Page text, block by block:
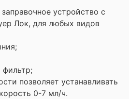
устройство с
Лок, для любых видов
фильтр;
позволяет устанавливать
0-7 мл/ч.